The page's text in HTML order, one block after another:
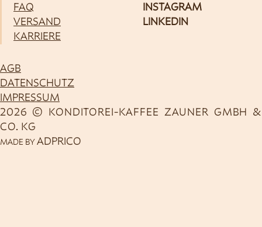
FAQ
VERSAND
KARRIERE
INSTAGRAM
LINKEDIN
2026 © KONDITOREI-KAFFEE ZAUNER GMBH &
CO. KG
AGB
DATENSCHUTZ
IMPRESSUM
MADE BY ADPRICO